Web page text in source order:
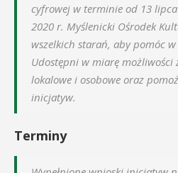
cyfrowej w terminie od 13
2020 r. Myślenicki Ośrodek
wszelkich starań, aby pomóc
Udostępni w miarę możliwości
lokalowe i osobowe oraz
inicjatyw.
Terminy